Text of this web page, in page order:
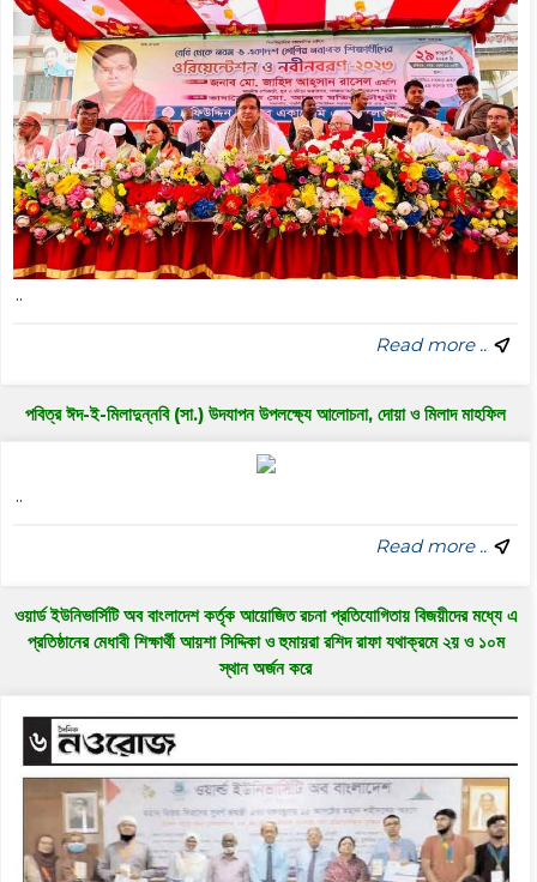
..
Read more ..
পবিত্র ঈদ-ই-মিলাদুন্নবি (সা.) উদযাপন উপলক্ষ্যে আলোচনা, দোয়া ও মিলাদ মাহফিল
..
Read more ..
ওয়ার্ড ইউনিভার্সিটি অব বাংলাদেশ কর্তৃক আয়োজিত রচনা প্রতিযোগিতায় বিজয়ীদের মধ্যে এ
প্রতিষ্ঠানের মেধাবী শিক্ষার্থী আয়শা সিদ্দিকা ও হুমায়রা রশিদ রাফা যথাক্রমে ২য় ও ১০ম
স্থান অর্জন করে